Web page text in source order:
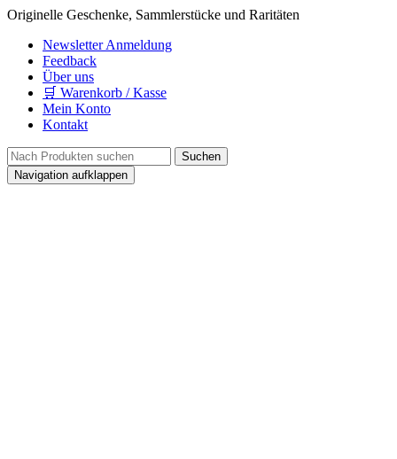
Originelle Geschenke, Sammlerstücke und Raritäten
Newsletter Anmeldung
Feedback
Über uns
🛒 Warenkorb / Kasse
Mein Konto
Kontakt
Navigation aufklappen